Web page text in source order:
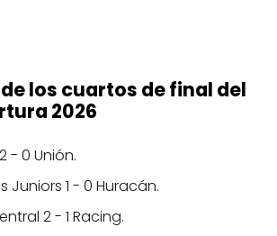
los cuartos de final del
2026
- 0 Unión.
Juniors 1 - 0 Huracán.
2 - 1 Racing.